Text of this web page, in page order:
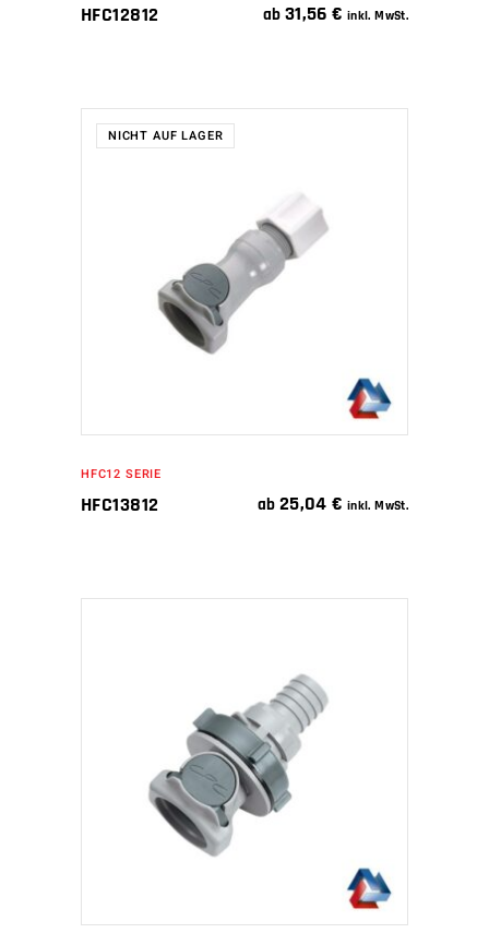
HFC12812 ab 31,56€ inkl. MwSt.
NICHT AUF LAGER
WEITERLESEN
HFC12 SERIE
HFC13812 ab 25,04€ inkl. MwSt.
IN DEN WARENKORB